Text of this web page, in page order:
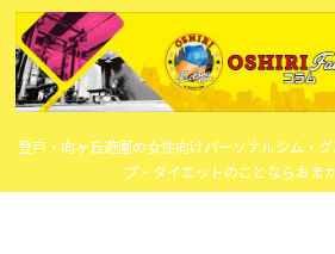
登戸・向ヶ丘遊園の女性向けパーソナルジム・
プ・ダイエットのことならおま